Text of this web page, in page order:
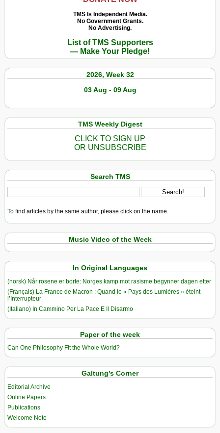
TMS Is Independent Media.
No Government Grants.
No Advertising.
List of TMS Supporters
— Make Your Pledge!
2026, Week 32
03 Aug - 09 Aug
TMS Weekly Digest
CLICK TO SIGN UP
OR UNSUBSCRIBE
Search TMS
To find articles by the same author, please click on the name.
Music Video of the Week
In Original Languages
(norsk) Når rosene er borte: Norges kamp mot rasisme begynner dagen etter
(Français) La France de Macron : Quand le « Pays des Lumières » éteint
l’Interrupteur
(Italiano) In Cammino Per La Pace E Il Disarmo
Paper of the week
Can One Philosophy Fit the Whole World?
Galtung’s Corner
Editorial Archive
Online Papers
Publications
Welcome Note